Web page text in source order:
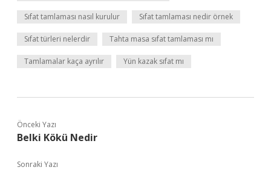
Sıfat tamlaması nasıl kurulur Sıfat tamlaması nedir örnek
Sıfat türleri nelerdir Tahta masa sıfat tamlaması mı
Tamlamalar kaça ayrılır Yün kazak sıfat mı
Önceki Yazı
Belki Kökü Nedir
Sonraki Yazı